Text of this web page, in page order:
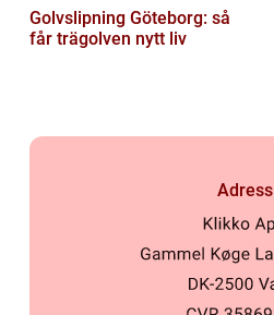
Golvslipning Göteborg: så
får trägolven nytt liv
Adress